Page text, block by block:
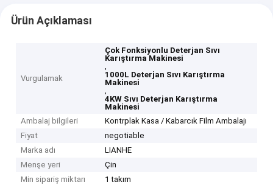
Ürün Açıklaması
Vurgulamak
Çok Fonksiyonlu Deterjan Sıvı
Karıştırma Makinesi
,
1000L Deterjan Sıvı Karıştırma
Makinesi
,
4KW Sıvı Deterjan Karıştırma
Makinesi
Ambalaj bilgileri
Kontrplak Kasa / Kabarcık Film Ambalajı
Fiyat
negotiable
Marka adı
LIANHE
Menşe yeri
Çin
Min sipariş miktarı
1 takım